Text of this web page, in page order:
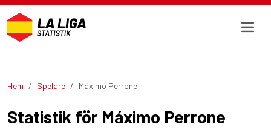
Hem Spelare Máximo Perrone
Statistik för Máximo Perrone